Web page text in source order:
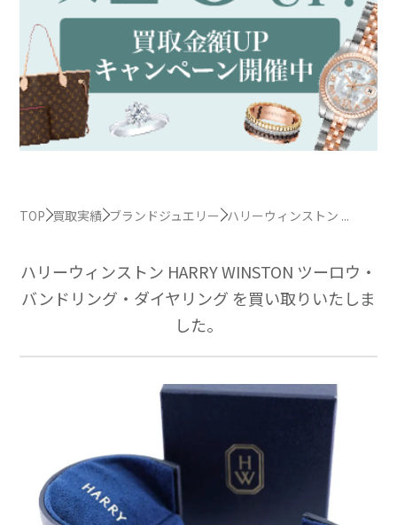
TOP 買取実績 ブランドジュエリー ハリーウィンストン ...
ハリーウィンストン HARRY WINSTON ツーロウ・
バンドリング・ダイヤリング を買い取りいたしま
した。